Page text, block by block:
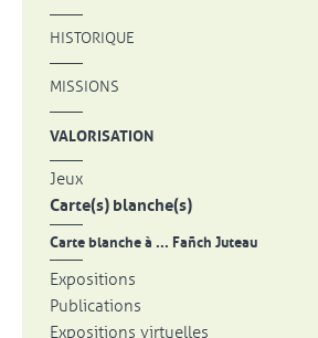
HISTORIQUE
MISSIONS
VALORISATION
Jeux
Carte(s) blanche(s)
Carte blanche à ... Fañch Juteau
Expositions
Publications
Expositions virtuelles